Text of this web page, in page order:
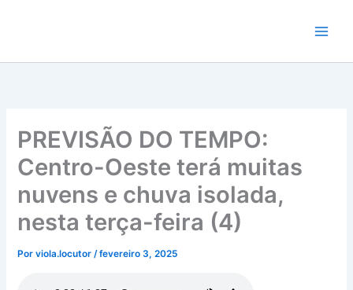
conteúdo
PREVISÃO DO TEMPO:
Centro-Oeste terá muitas
nuvens e chuva isolada,
nesta terça-feira (4)
Porviola.locutor/fevereiro 3, 2025